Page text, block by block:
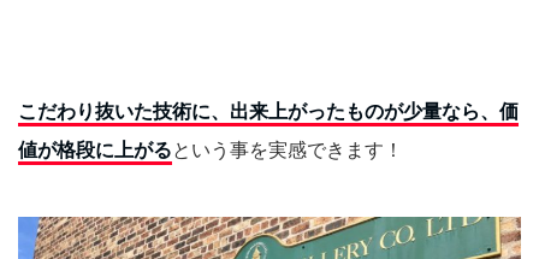
こだわり抜いた技術に、出来上がったものが少量なら、価
値が格段に上がるという事を実感できます！